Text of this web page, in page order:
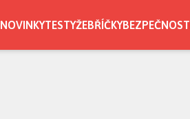
NOVINKYTESTYŽEBŘÍČKYBEZPEČNOST